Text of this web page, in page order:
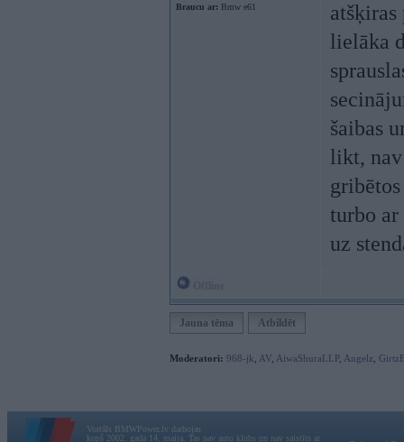
Braucu ar: Bmw e61
lielāka
šaibas
likt, nav
turbo ar
uz
Jauna tēma Atbildēt
Moderatori: 968-jk AV AiwaShuraLLP, Angelz
Vortāls BMWPower.lv darbojas
kopš 2002. gada 14. maija. Tas nav auto klubs un nav saistīts ar